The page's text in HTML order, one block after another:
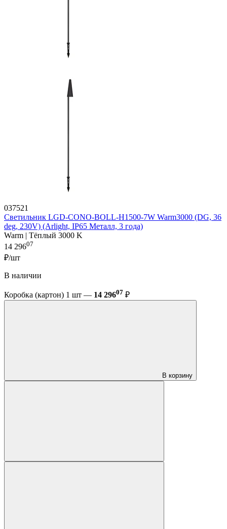
037521
Светильник LGD-CONO-BOLL-H1500-7W Warm3000 (DG, 36
deg, 230V) (Arlight, IP65 Металл, 3 года)
Warm | Тёплый 3000 K
14 29607
₽/шт
В наличии
Коробка (картон) 1 шт — 14 29607 ₽
В корзину